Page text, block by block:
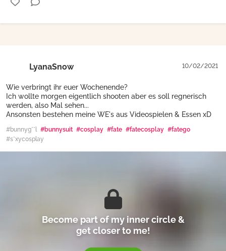
LyanaSnow 10/02/2021
Wie verbringt ihr euer Wochenende?
Ich wollte morgen eigentlich shooten aber es soll regnerisch
werden, also Mal sehen...
Ansonsten bestehen meine WE's aus Videospielen & Essen xD
#bunnyg**l #bunnysuit #cosplay #fate #fatecosplay #fatego
#s*xycosplay
Become part of my inner circle &
get closer to me!